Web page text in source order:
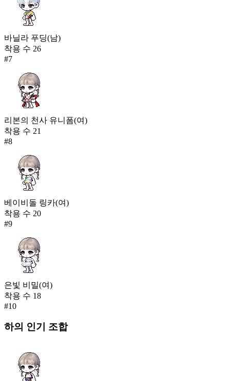
바닐라 푸딩(남)
착용 수 26
#7
리본의 천사 유니폼(여)
착용 수 21
#8
베이비돌 링카(여)
착용 수 20
#9
은빛 비밀(여)
착용 수 18
#10
하의 인기 조합